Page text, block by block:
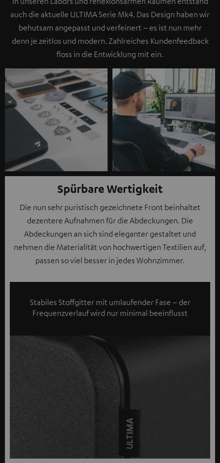
auch die aktuelle ULTIMA Serie Mk4. Das Design haben wir
behutsam angepasst und verfeinert – es ist nun mehr
denn je zeitlos und modern. Zahlreiches Kundenfeedback
floss in die Entwicklung mit ein.
Spürbare Wertigkeit
Die nun sehr puristisch gezeichnete Front beinhaltet
dezentere Aufnahmen für die Abdeckungen. Die
Abdeckungen an sich sind eleganter gestaltet und
nehmen die Materialität von hochwertigen Textilien auf,
passen so viel besser in jedes Wohnzimmer.
Stabiles Stoffgitter mit umlaufender Fase – der
Frequenzverlauf wird nur minimal beeinflusst